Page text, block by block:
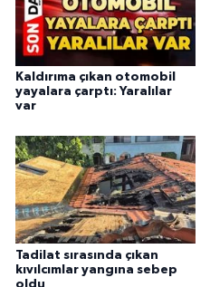
Kaldırıma çıkan otomobil
yayalara çarptı: Yaralılar
var
Tadilat sırasında çıkan
kıvılcımlar yangına sebep
oldu